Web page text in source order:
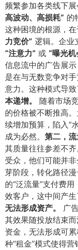
频繁参加各类线下
高波动、高损耗”​ 的
这种困境的根源，
力竞价”​ 逻辑。企业
“注意力”​ 或 ​“曝光机
信息流中的广告展
是在与无数竞争对
意力。这种模式导
本递增。​
随着市场
的价格被不断推高
续增加预算，陷入“
成为必然。​ 第二，流
其质量往往参差不
受众，他们可能并
芽阶段，转化路径
的“泛流量”支付费
效客户，这中间产生
无法形成资产。​
广
其效果随投放结束
资金，无法形成可
种“租金”模式使得